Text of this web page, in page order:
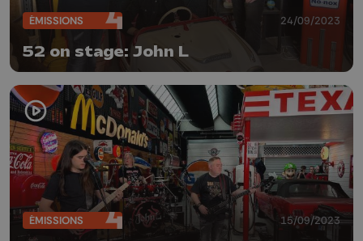
ÉMISSIONS 24/09/2023
52 on stage: John L
ÉMISSIONS 15/09/2023